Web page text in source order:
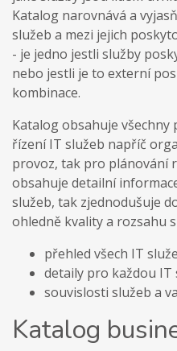
Katalog narovnává a
služeb a mezi jejich
- je jedno jestli služby
nebo jestli je to externí
kombinace.
Katalog obsahuje
řízení IT služeb napříč
provoz, tak pro plánování
obsahuje detailní
služeb, tak zjednodušuje
ohledně kvality a rozsahu
přehled všech IT
detaily pro každou IT
souvislosti služeb a
Katalog